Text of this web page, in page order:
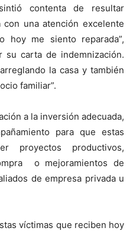
contenta de resultar
con una atención excelente
hoy me siento reparada”,
carta de indemnización.
la casa y también
familiar”.
a la inversión adecuada,
para que estas
proyectos productivos,
o mejoramientos de
de empresa privada u
víctimas que reciben hoy